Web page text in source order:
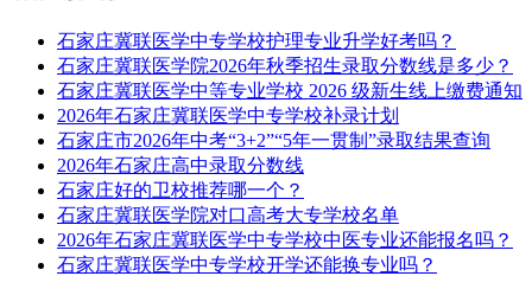
石家庄冀联医学中专学校护理专业升学好考吗？
石家庄冀联医学院2026年秋季招生录取分数线是多少？
石家庄冀联医学中等专业学校 2026 级新生线上缴费通知
2026年石家庄冀联医学中专学校补录计划
石家庄市2026年中考“3+2”“5年一贯制”录取结果查询
2026年石家庄高中录取分数线
石家庄好的卫校推荐哪一个？
石家庄冀联医学院对口高考大专学校名单
2026年石家庄冀联医学中专学校中医专业还能报名吗？
石家庄冀联医学中专学校开学还能换专业吗？